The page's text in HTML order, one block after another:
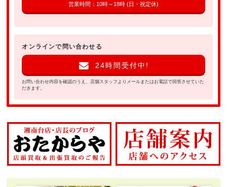
営業時間：10時～18時 (日・祝定休)
オンラインで問い合わせる
24時間受付中!
お問い合わせ内容を確認のうえ、店舗スタッフよりメールまたはお電話で回答させていた
だきます。